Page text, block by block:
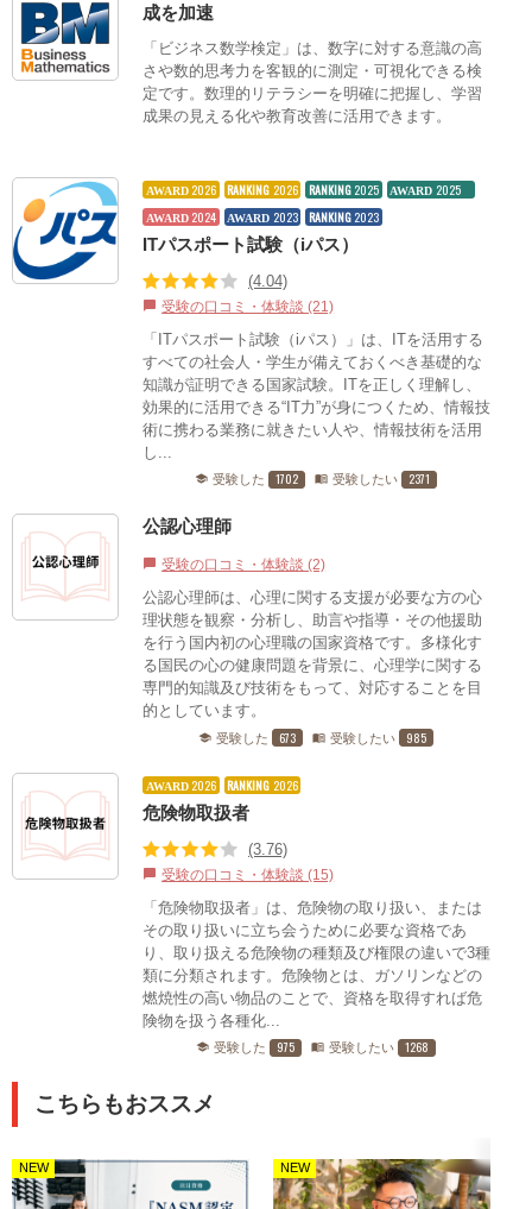
成を加速
「ビジネス数学検定」は、数字に対する意識の高
さや数的思考力を客観的に測定・可視化できる検
定です。数理的リテラシーを明確に把握し、学習
成果の見える化や教育改善に活用できます。
AWARD 2026 RANKING 2026 RANKING 2025 AWARD 2025
AWARD 2024 AWARD 2023 RANKING 2023
ITパスポート試験（iパス）
(4.04)
chat_bubble 受験の口コミ・体験談 (21)
「ITパスポート試験（iパス）」は、ITを活用する
すべての社会人・学生が備えておくべき基礎的な
知識が証明できる国家試験。ITを正しく理解し、
効果的に活用できる“IT力”が身につくため、情報技
術に携わる業務に就きたい人や、情報技術を活用
し...
school 受験した 1702 menu_book 受験したい 2371
公認心理師
chat_bubble 受験の口コミ・体験談 (2)
公認心理師は、心理に関する支援が必要な方の心
理状態を観察・分析し、助言や指導・その他援助
を行う国内初の心理職の国家資格です。多様化す
る国民の心の健康問題を背景に、心理学に関する
専門的知識及び技術をもって、対応することを目
的としています。
school 受験した 673 menu_book 受験したい 985
AWARD 2026 RANKING 2026
危険物取扱者
(3.76)
chat_bubble 受験の口コミ・体験談 (15)
「危険物取扱者」は、危険物の取り扱い、または
その取り扱いに立ち会うために必要な資格であ
り、取り扱える危険物の種類及び権限の違いで3種
類に分類されます。危険物とは、ガソリンなどの
燃焼性の高い物品のことで、資格を取得すれば危
険物を扱う各種化...
school 受験した 975 menu_book 受験したい 1268
こちらもおススメ
NEW NEW